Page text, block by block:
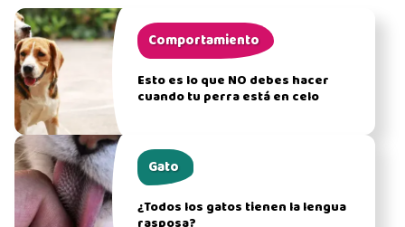
Comportamiento
Esto es lo que NO debes hacer
cuando tu perra está en celo
Gato
¿Todos los gatos tienen la lengua